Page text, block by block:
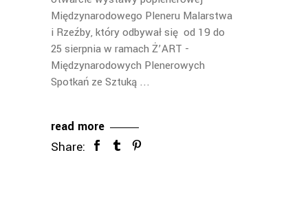
Międzynarodowego Pleneru Malarstwa
i Rzeźby, który odbywał się od 19 do
25 sierpnia w ramach Ż’ART -
Międzynarodowych Plenerowych
Spotkań ze Sztuką
read more
Share: